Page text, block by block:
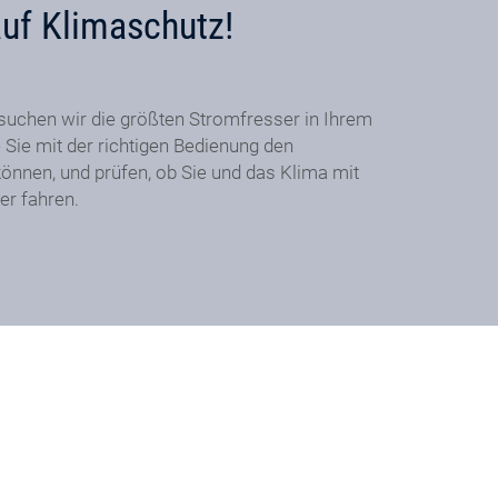
Klimaschutz!
wir die größten Stromfresser in Ihrem
mit der richtigen Bedienung den
und prüfen, ob Sie und das Klima mit
fahren.